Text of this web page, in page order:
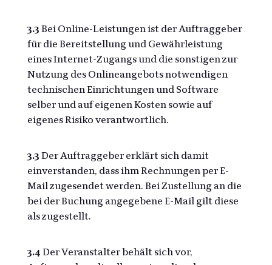
3.3 Bei Online-Leistungen ist der Auftraggeber
für die Bereitstellung und Gewährleistung
eines Internet-Zugangs und die sonstigen zur
Nutzung des Onlineangebots notwendigen
technischen Einrichtungen und Software
selber und auf eigenen Kosten sowie auf
eigenes Risiko verantwortlich.
3.3 Der Auftraggeber erklärt sich damit
einverstanden, dass ihm Rechnungen per E-
Mail zugesendet werden. Bei Zustellung an die
bei der Buchung angegebene E-Mail gilt diese
als zugestellt.
3.4 Der Veranstalter behält sich vor,